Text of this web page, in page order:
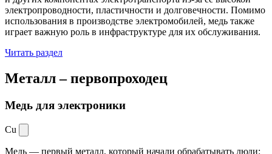
электропроводности, пластичности и долговечности. Помимо
использования в производстве электромобилей, медь также
играет важную роль в инфраструктуре для их обслуживания.
Читать раздел
Металл –первопроходец
Медь для электроники
Cu
Медь — первый металл, который начали обрабатывать люди: